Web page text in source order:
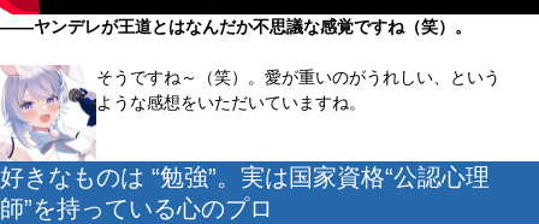
――ヤンデレが王道とはなんだか不思議な感覚ですね（笑）。
そうですね～（笑）。愛が重いのがうれしい、という
ような感想をいただいていますね。
好きなものは “勉強”。実は国家資格“公認心理
師”を持っている心のプロ